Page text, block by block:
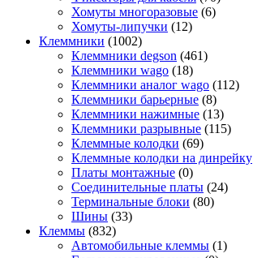
Хомуты многоразовые (6)
Хомуты-липучки (12)
Клеммники (1002)
Клеммники degson (461)
Клеммники wago (18)
Клеммники аналог wago (112)
Клеммники барьерные (8)
Клеммники нажимные (13)
Клеммники разрывные (115)
Клеммные колодки (69)
Клеммные колодки на динрейку
Платы монтажные (0)
Соединительные платы (24)
Терминальные блоки (80)
Шины (33)
Клеммы (832)
Автомобильные клеммы (1)